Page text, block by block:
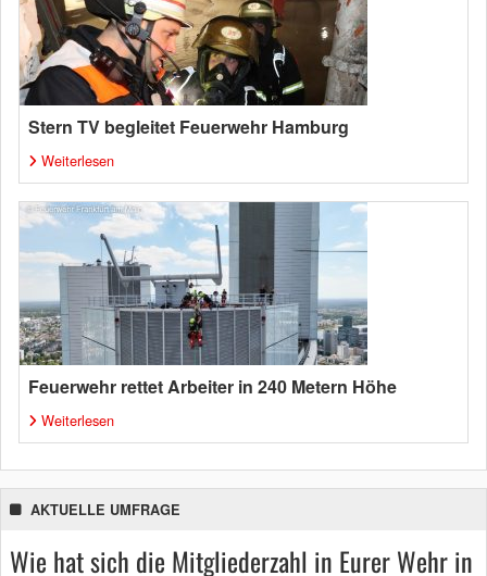
Stern TV begleitet Feuerwehr Hamburg
Weiterlesen
Feuerwehr rettet Arbeiter in 240 Metern Höhe
Weiterlesen
AKTUELLE UMFRAGE
Wie hat sich die Mitgliederzahl in Eurer Wehr in